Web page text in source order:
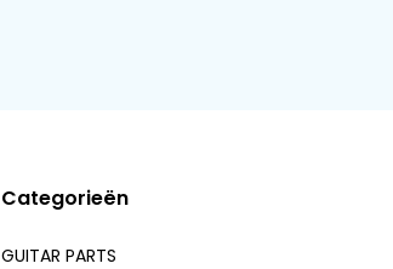
Categorieën
GUITAR PARTS